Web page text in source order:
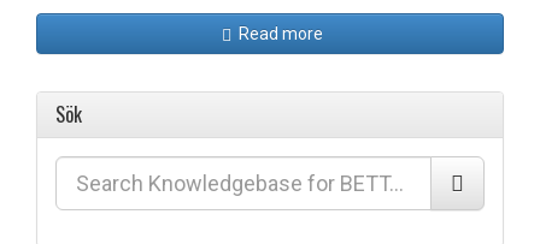
Read more
Sök